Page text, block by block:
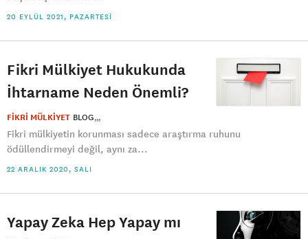
20 EYLÜL 2021, PAZARTESI
Fikri Mülkiyet Hukukunda
İhtarname Neden Önemli?
FİKRİ MÜLKİYET BLOG
Fikri mülkiyetin korunması sadece araştırma ruhunu
ödüllendirmeyi değil, aynı za...
22 ARALIK 2020, SALI
Yapay Zeka Hep Yapay mı